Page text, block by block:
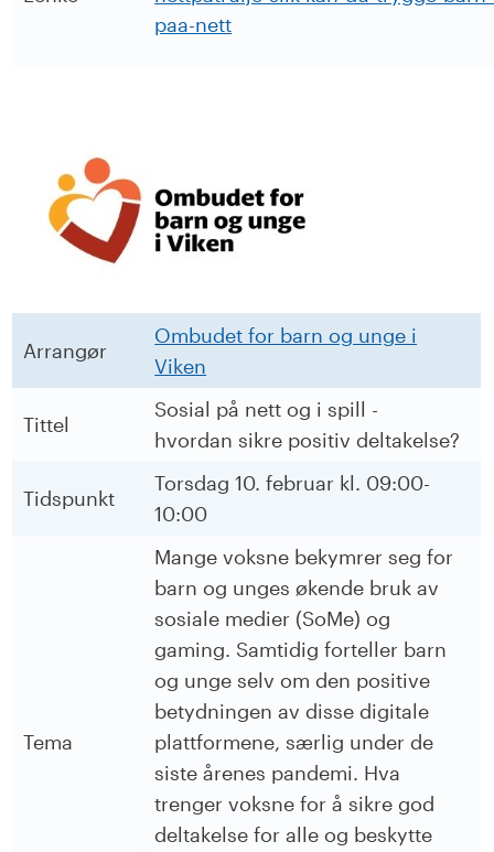
paa-nett
Arrangør
Ombudet for barn og unge i
Viken
Tittel
Sosial på nett og i spill -
hvordan sikre positiv deltakelse?
Tidspunkt
Torsdag 10. februar kl. 09:00-
10:00
Tema
Mange voksne bekymrer seg for
barn og unges økende bruk av
sosiale medier (SoMe) og
gaming. Samtidig forteller barn
og unge selv om den positive
betydningen av disse digitale
plattformene, særlig under de
siste årenes pandemi. Hva
trenger voksne for å sikre god
deltakelse for alle og beskytte